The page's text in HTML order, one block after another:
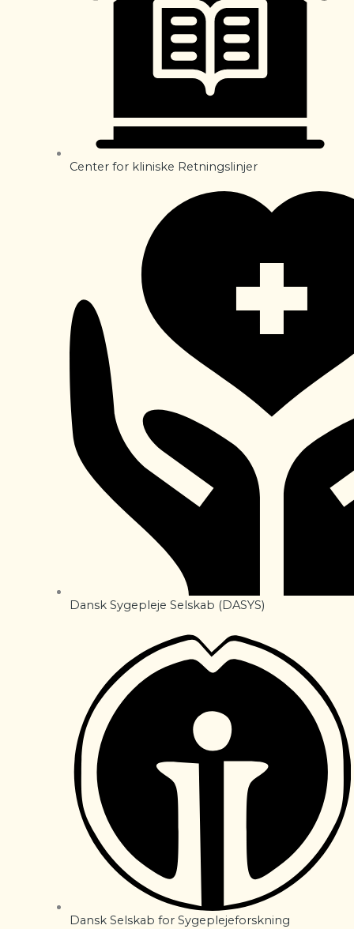
Center for kliniske Retningslinjer
Dansk Sygepleje Selskab (DASYS)
Dansk Selskab for Sygeplejeforskning